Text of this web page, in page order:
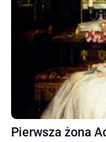
Pierwsza żona